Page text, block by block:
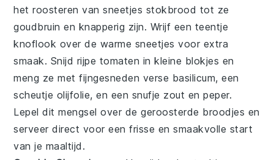
het roosteren van sneetjes stokbrood tot ze
goudbruin en knapperig zijn. Wrijf een teentje
knoflook over de warme sneetjes voor extra
smaak. Snijd rijpe tomaten in kleine blokjes en
meng ze met fijngesneden verse basilicum, een
scheutje olijfolie, en een snufje zout en peper.
Lepel dit mengsel over de geroosterde broodjes en
serveer direct voor een frisse en smaakvolle start
van je maaltijd.